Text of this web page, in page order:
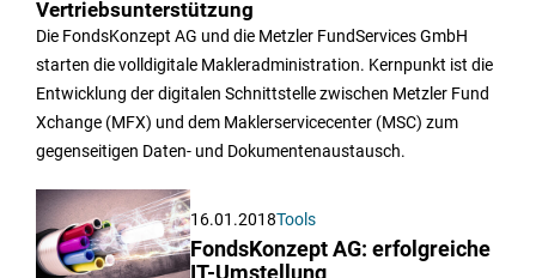
Vertriebsunterstützung
Die FondsKonzept AG und die Metzler FundServices GmbH
starten die volldigitale Makleradministration. Kernpunkt ist die
Entwicklung der digitalen Schnittstelle zwischen Metzler Fund
Xchange (MFX) und dem Maklerservicecenter (MSC) zum
gegenseitigen Daten- und Dokumentenaustausch.
16.01.2018Tools
FondsKonzept AG: erfolgreiche